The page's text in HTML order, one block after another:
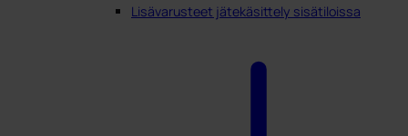
Lisävarusteet jätekäsittely sisätiloissa